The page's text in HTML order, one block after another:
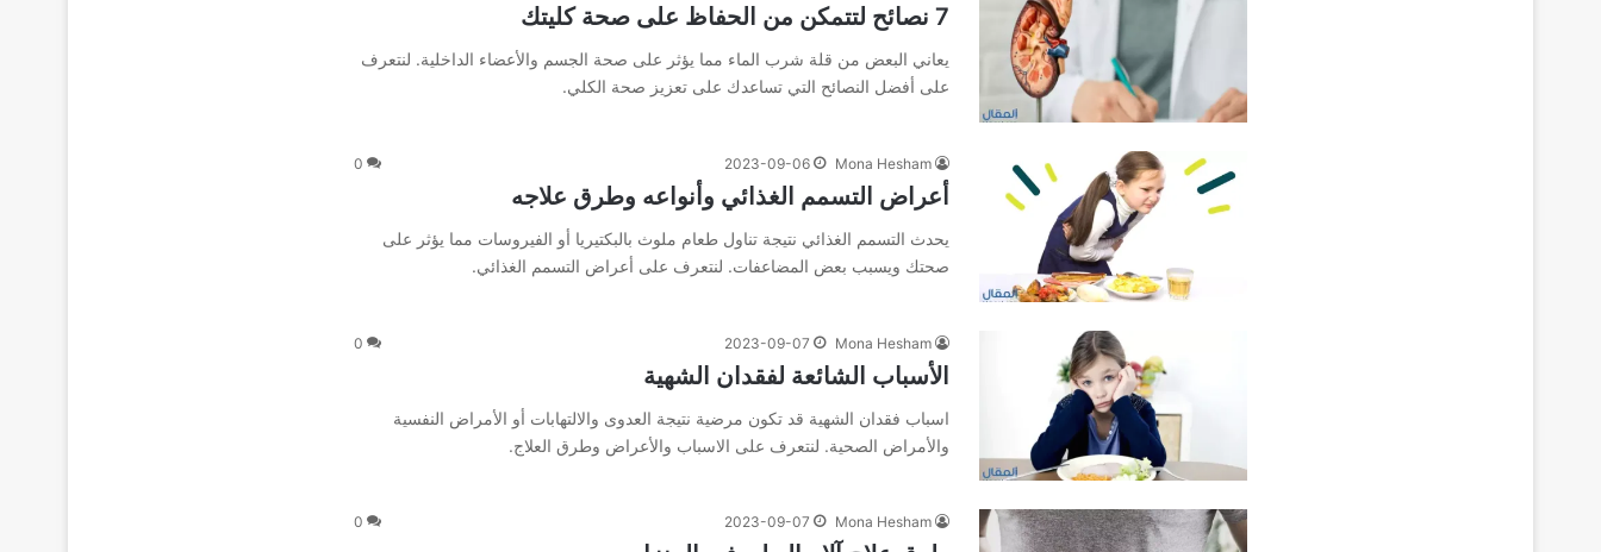
7 نصائح لتتمكن من الحفاظ على صحة كليتك
يعاني البعض من قلة شرب الماء مما يؤثر على صحة الجسم والأعضاء الداخلية. لنتعرف
على أفضل النصائح التي تساعدك على تعزيز صحة الكلي.
Mona Hesham
2023-09-06
0
أعراض التسمم الغذائي وأنواعه وطرق علاجه
يحدث التسمم الغذائي نتيجة تناول طعام ملوث بالبكتيريا أو الفيروسات مما يؤثر على
صحتك ويسبب بعض المضاعفات. لنتعرف على أعراض التسمم الغذائي.
Mona Hesham
2023-09-07
0
الأسباب الشائعة لفقدان الشهية
اسباب فقدان الشهية قد تكون مرضية نتيجة العدوى والالتهابات أو الأمراض النفسية
والأمراض الصحية. لنتعرف على الاسباب والأعراض وطرق العلاج.
Mona Hesham
2023-09-07
0